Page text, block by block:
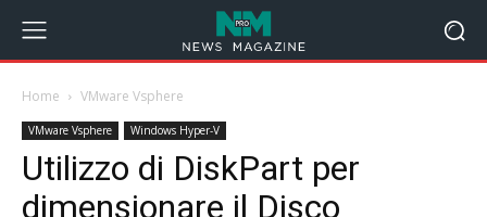
Home VMware Vsphere
VMware Vsphere Windows Hyper-V
Utilizzo di DiskPart per
dimensionare il Disco